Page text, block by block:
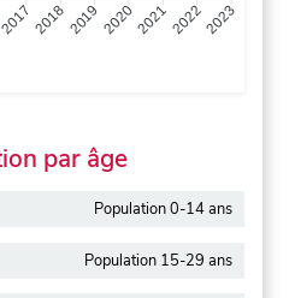
2017 20182019 2020202120222023
par âge
Population 0-14 ans
Population 15-29 ans